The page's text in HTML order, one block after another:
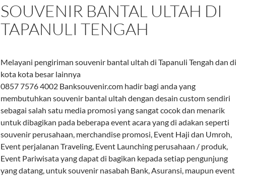
SOUVENIR BANTAL ULTAH DI
TAPANULI TENGAH
Melayani pengiriman souvenir bantal ultah di Tapanuli Tengah dan di
kota kota besar lainnya
0857 7576 4002 Banksouvenir.com hadir bagi anda yang
membutuhkan souvenir bantal ultah dengan desain custom sendiri
sebagai salah satu media promosi yang sangat cocok dan menarik
untuk dibagikan pada beberapa event acara yang di adakan seperti
souvenir perusahaan, merchandise promosi, Event Haji dan Umroh,
Event perjalanan Traveling, Event Launching perusahaan / produk,
Event Pariwisata yang dapat di bagikan kepada setiap pengunjung
yang datang, untuk souvenir nasabah Bank, Asuransi, maupun event